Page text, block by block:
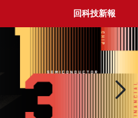
回科技新報